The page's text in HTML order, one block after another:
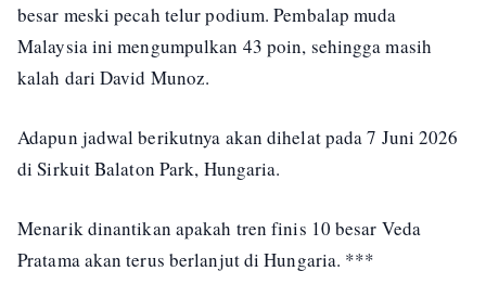
besar meski pecah telur podium. Pembalap muda
Malaysia ini mengumpulkan 43 poin, sehingga masih
kalah dari David Munoz.
Adapun jadwal berikutnya akan dihelat pada 7 Juni 2026
di Sirkuit Balaton Park, Hungaria.
Menarik dinantikan apakah tren finis 10 besar Veda
Pratama akan terus berlanjut di Hungaria. ***